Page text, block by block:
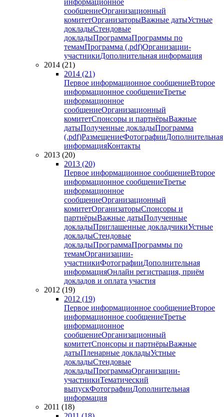
информационное
сообщениеОрганизационный
комитетОрганизаторыВажные датыУстные
докладыСтендовые
докладыПрограммаПрограммы по
темамПрограмма (.pdf)Организации-
участникиДополнительная информация
2014 (21)
2014 (21)
Первое информационное сообщениеВторое
информационное сообщениеТретье
информационное
сообщениеОрганизационный
комитетСпонсоры и партнёрыВажные
датыПолученные докладыПрограмма
(.pdf)РазмещениеФотографииДополнительная
информацияКонтакты
2013 (20)
2013 (20)
Первое информационное сообщениеВторое
информационное сообщениеТретье
информационное
сообщениеОрганизационный
комитетОрганизаторыСпонсоры и
партнёрыВажные датыПолученные
докладыПриглашенные докладчикиУстные
докладыСтендовые
докладыПрограммаПрограммы по
темамОрганизации-
участникиФотографииДополнительная
информацияОнлайн регистрация, приём
докладов и оплата участия
2012 (19)
2012 (19)
Первое информационное сообщениеВторое
информационное сообщениеТретье
информационное
сообщениеОрганизационный
комитетСпонсоры и партнёрыВажные
датыПленарные докладыУстные
докладыСтендовые
докладыПрограммаОрганизации-
участникиТематический
выпускФотографииДополнительная
информация
2011 (18)